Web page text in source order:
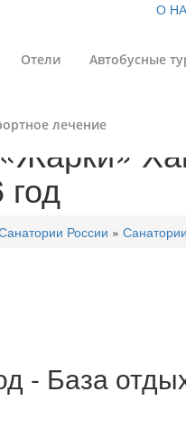
О
Отели Автобусные
лечение
России » Санатории
- База